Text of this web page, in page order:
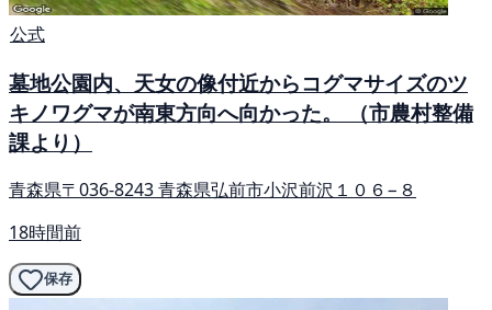
公式
墓地公園内、天女の像付近からコグマサイズのツ
キノワグマが南東方向へ向かった。 （市農村整備
課より）
青森県〒036-8243 青森県弘前市小沢前沢１０６−８
18時間前
保存